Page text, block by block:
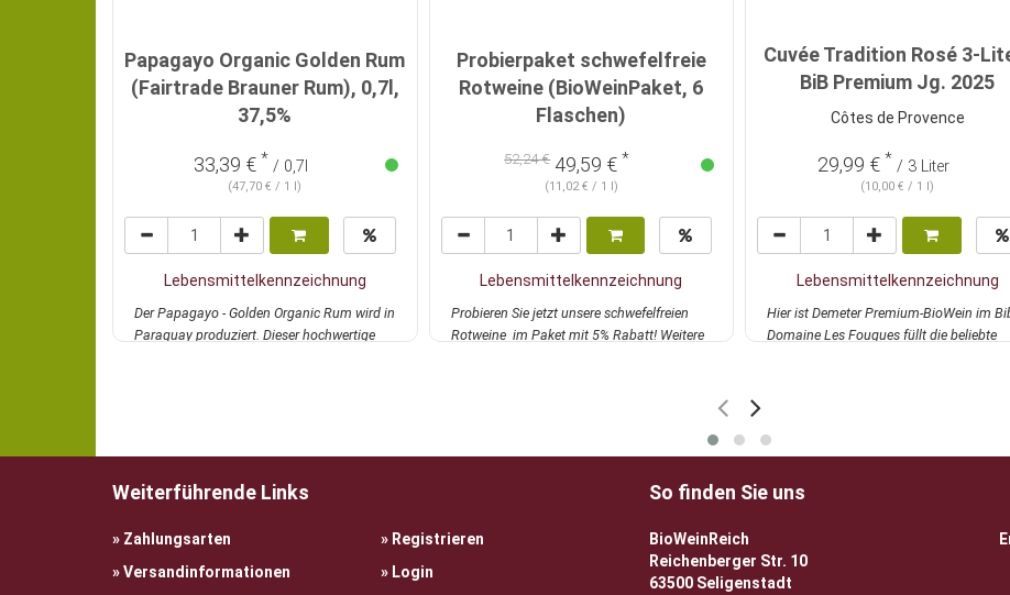
Papagayo Organic Golden Rum
(Fairtrade Brauner Rum), 0,7l,
37,5%
33,39 € * / 0,7l
(47,70 € / 1 l)
Lebensmittelkennzeichnung
Der Papagayo - Golden Organic Rum wird in
Paraguay produziert. Dieser hochwertige
Probierpaket schwefelfreie
Rotweine (BioWeinPaket, 6
Flaschen)
52,24 €49,59 € *
(11,02 € / 1 l)
Lebensmittelkennzeichnung
Probieren Sie jetzt unsere schwefelfreien
Rotweine im Paket mit 5% Rabatt! Weitere
Cuvée Tradition Rosé 3-
BiB Premium Jg. 2025
Côtes de Provence
29,99 € * / 3 Liter
(10,00 € / 1 l)
Lebensmittelkennzeichnung
Hier ist Demeter Premium-BioWein im
Domaine Les Fouques füllt die beliebte
Weiterführende Links
Zahlungsarten
Versandinformationen
Registrieren
Login
So finden Sie uns
BioWeinReich
Reichenberger Str. 10
63500 Seligenstadt